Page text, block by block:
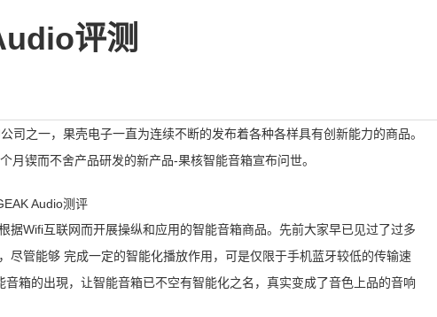
评测
司之一，果壳电子一直为连续不断的发布着各种各样具有创新能力的商品。
月锲而不舍产品研发的新产品-果核智能音箱宣布问世。
据Wifi互联网而开展操纵和应用的智能音箱商品。先前大家早已见过了过多
尽管能够 完成一定的智能化播放作用，可是仅限于手机蓝牙较低的传输速
箱的出現，让智能音箱已不空有智能化之名，真实变成了音色上品的音响